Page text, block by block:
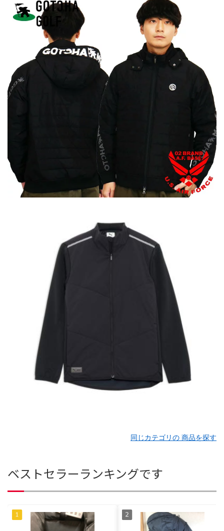
同じカテゴリの 商品を探す
ベストセラーランキングです